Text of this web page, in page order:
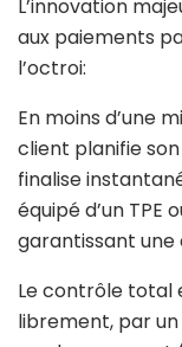
L’innovation
aux paiements
l’octroi:
En moins d’une
client planifie
finalise
équipé d’un
garantissant une
Le contrôle total
librement, par